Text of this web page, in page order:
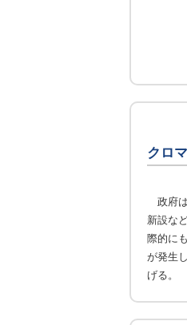
クロ
政府は
新設な
際的に
が発生
げる。